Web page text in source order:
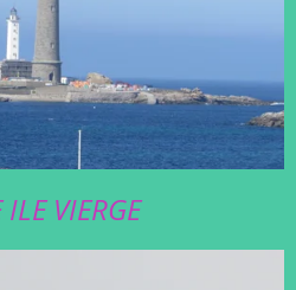
ILE VIERGE